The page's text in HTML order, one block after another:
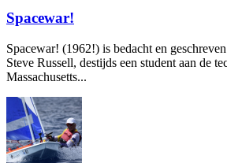
Spacewar!
Spacewar! (1962!) is bedacht en
Steve Russell, destijds een student aan de
Massachusetts...